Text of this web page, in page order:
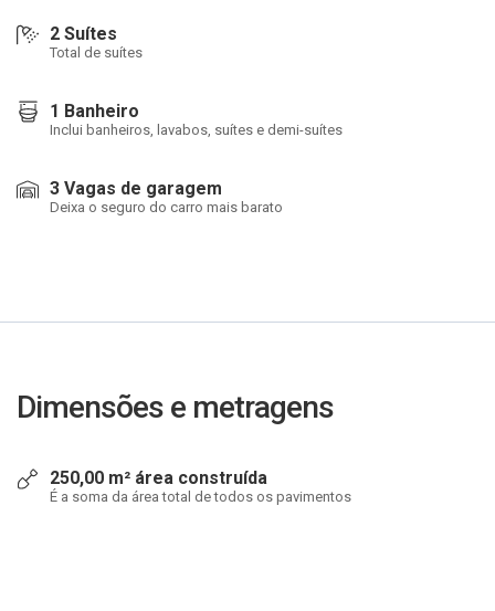
2 Suítes
Total de suítes
1 Banheiro
Inclui banheiros, lavabos, suítes e demi-suítes
3 Vagas de garagem
Deixa o seguro do carro mais barato
Dimensões e metragens
250,00 m² área construída
É a soma da área total de todos os pavimentos